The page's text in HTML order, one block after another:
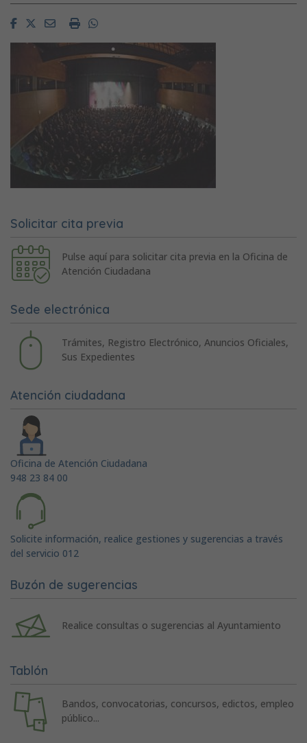
FacebookTwitterEmailImprimirWhatsapp
Solicitar cita previa
Pulse aquí para solicitar cita previa en la Oficina de
Atención Ciudadana
Sede electrónica
Trámites, Registro Electrónico, Anuncios Oficiales,
Sus Expedientes
Atención ciudadana
Oficina de Atención Ciudadana
948 23 84 00
Solicite información, realice gestiones y sugerencias a través
del servicio 012
Buzón de sugerencias
Realice consultas o sugerencias al Ayuntamiento
Tablón
Bandos, convocatorias, concursos, edictos, empleo
público...